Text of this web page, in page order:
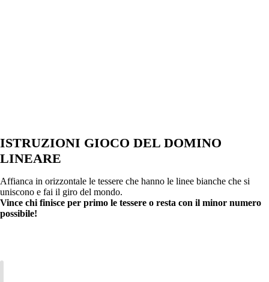
ISTRUZIONI GIOCO DEL DOMINO
LINEARE
Affianca in orizzontale le tessere che hanno le linee bianche che si
uniscono e fai il giro del mondo.
Vince chi finisce per primo le tessere o resta con il minor numero
possibile!